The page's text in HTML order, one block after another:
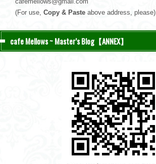
(For use, Copy & Paste above address, please)
cafe Mellows ~ Master’s Blog【ANNEX】